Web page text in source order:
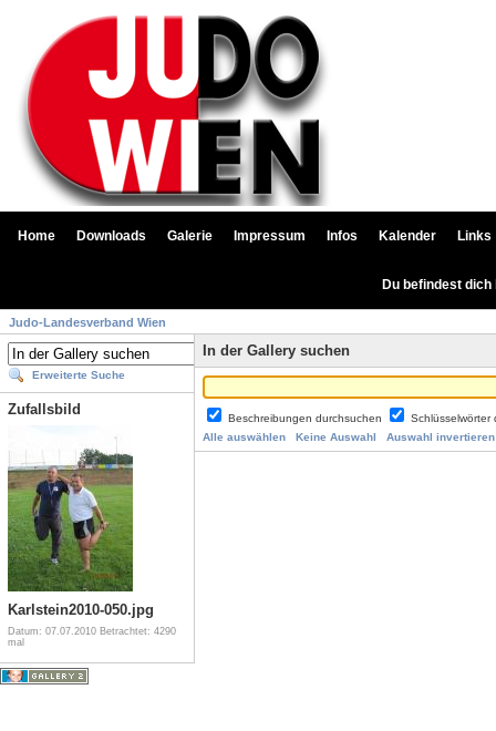
Home Downloads Galerie Impressum Infos Kalender Links
Du befindest
Judo-Landesverband Wien
Erweiterte Suche
Zufallsbild
Karlstein2010-050.jpg
Datum: 07.07.2010 Betrachtet: 4290
mal
In der Gallery suchen
Beschreibungen durchsuchen
Alle auswählen
Keine Auswahl Auswahl invertieren